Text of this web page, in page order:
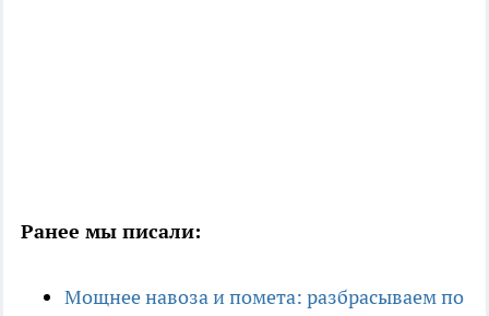
Ранее мы писали:
Мощнее навоза и помета: разбрасываем по